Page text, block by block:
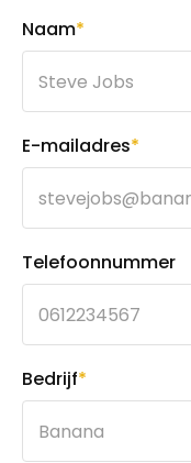
Naam*
E-mailadres*
Telefoonnummer
Bedrijf*